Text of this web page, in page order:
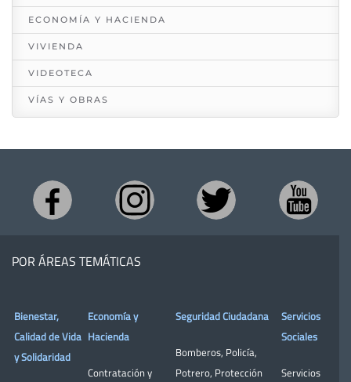
ECONOMÍA Y HACIENDA
VIVIENDA
VIDEOTECA
VÍAS Y OBRAS
POR ÁREAS TEMÁTICAS
Bienestar,
Calidad de Vida
y Solidaridad
Economía y
Hacienda
Contratación y
Seguridad Ciudadana
Bomberos, Policía,
Potrero, Protección
Servicios
Sociales
Servicios